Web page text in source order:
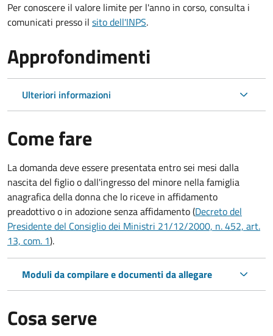
Per conoscere il valore limite per l'anno in corso, consulta i
comunicati presso il sito dell'INPS.
Approfondimenti
Ulteriori informazioni
Come fare
La domanda deve essere presentataentro sei mesi dalla
nascita del figlio o dall'ingresso del minore nella famiglia
anagrafica della donna che lo riceve in affidamento
preadottivo o in adozione senza affidamento (Decreto del
Presidente del Consiglio dei Ministri 21/12/2000, n. 452, art.
13, com. 1).
Moduli da compilare e documenti da allegare
Cosa serve